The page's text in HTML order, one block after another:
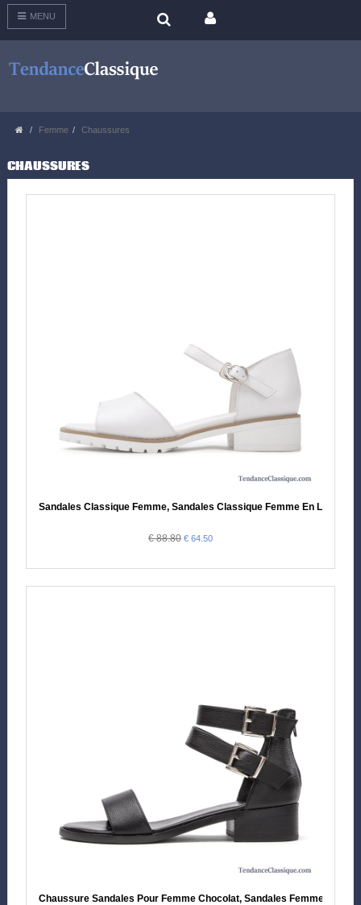
MENU
Femme Chaussures
CHAUSSURES
Sandales Classique Femme, Sandales Classique Femme En Ligne
€ 88.80 € 64.50
Chaussure Sandales Pour Femme Chocolat, Sandales Femme